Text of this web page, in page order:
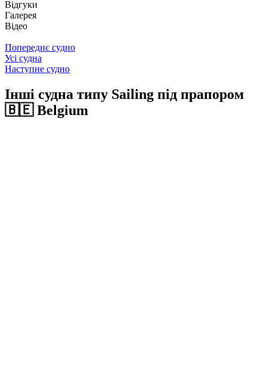
Відгуки
Галерея
Відео
Попереднє судно
Усі судна
Наступне судно
Інші судна типу Sailing під прапором
🇧🇪 Belgium